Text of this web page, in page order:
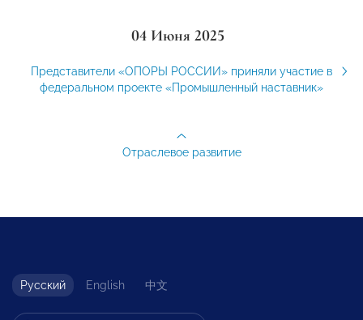
04 Июня 2025
Представители «ОПОРЫ РОССИИ» приняли участие в
федеральном проекте «Промышленный наставник»
Отраслевое развитие
Русский English 中文